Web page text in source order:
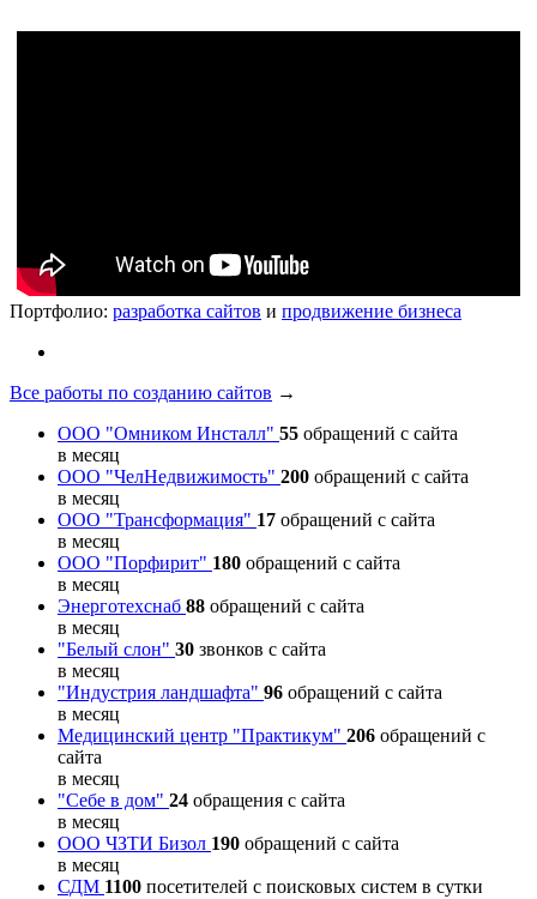
Портфолио: разработка сайтов и продвижение бизнеса
Все работы по созданию сайтов →
ООО "Омником Инсталл" 55 обращений с сайта
в месяц
ООО "ЧелНедвижимость" 200 обращений с сайта
в месяц
ООО "Трансформация" 17 обращений с сайта
в месяц
ООО "Порфирит" 180 обращений с сайта
в месяц
Энерготехснаб 88 обращений с сайта
в месяц
"Белый слон" 30 звонков с сайта
в месяц
"Индустрия ландшафта" 96 обращений с сайта
в месяц
Медицинский центр "Практикум" 206 обращений с
сайта
в месяц
"Себе в дом" 24 обращения с сайта
в месяц
ООО ЧЗТИ Бизол 190 обращений с сайта
в месяц
СДМ 1100 посетителей с поисковых систем в сутки